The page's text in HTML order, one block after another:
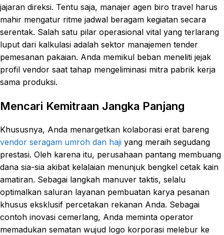
jajaran direksi. Tentu saja, manajer agen biro travel harus
mahir mengatur ritme jadwal beragam kegiatan secara
serentak. Salah satu pilar operasional vital yang terlarang
luput dari kalkulasi adalah sektor manajemen tender
pemesanan pakaian. Anda memikul beban meneliti jejak
profil vendor saat tahap mengeliminasi mitra pabrik kerja
sama produksi.
Mencari Kemitraan Jangka Panjang
Khususnya, Anda menargetkan kolaborasi erat bareng
vendor seragam umroh dan haji yang meraih segudang
prestasi. Oleh karena itu, perusahaan pantang membuang
dana sia-sia akibat kelalaian menunjuk bengkel cetak kain
amatiran. Sebagai langkah manuver taktis, selalu
optimalkan saluran layanan pembuatan karya pesanan
khusus eksklusif percetakan rekanan Anda. Sebagai
contoh inovasi cemerlang, Anda meminta operator
memadukan sematan wujud logo korporasi melebur ke